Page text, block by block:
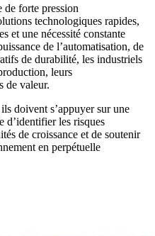
de forte pression
technologiques rapides,
et une nécessité constante
de l’automatisation, de
de durabilité, les industriels
leurs
de valeur.
doivent s’appuyer sur une
d’identifier les risques
de croissance et de soutenir
en perpétuelle